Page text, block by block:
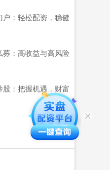
：轻松配资，稳健
：高收益与高风险
：把握机遇，财富